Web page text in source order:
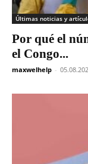
Últimas noticias y
Por qué el
el Congo...
maxwelhelp -